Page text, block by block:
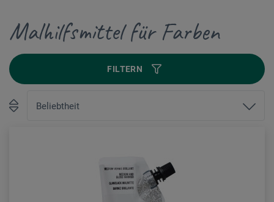
Malhilfsmittel für Farben
FILTERN